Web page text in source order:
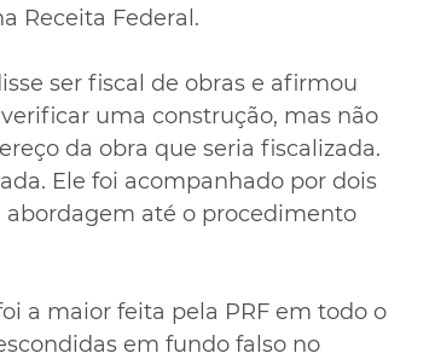
Receita Federal.
ser fiscal de obras e afirmou
uma construção, mas não
da obra que seria fiscalizada.
Ele foi acompanhado por dois
até o procedimento
a maior feita pela PRF em todo o
em fundo falso no